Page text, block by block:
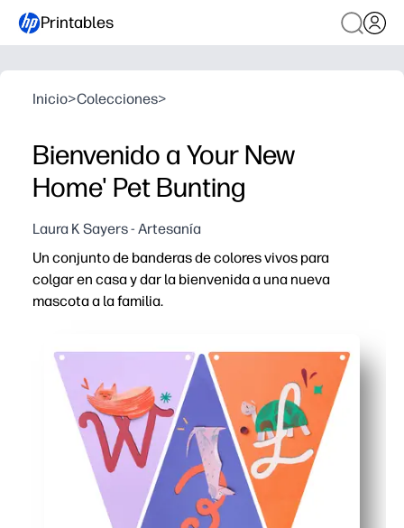
Printables
Inicio>Colecciones>
Bienvenido a Your New
Home' Pet Bunting
Laura K Sayers - Artesanía
Un conjunto de banderas de colores vivos para
colgar en casa y dar la bienvenida a una nueva
mascota a la familia.
Haces que los niños participen en la bienvenida a tu
Puedes flexionar la pantalla: colocar las banderas
Hazlo duradero: imprímelo en cartulina o laminado